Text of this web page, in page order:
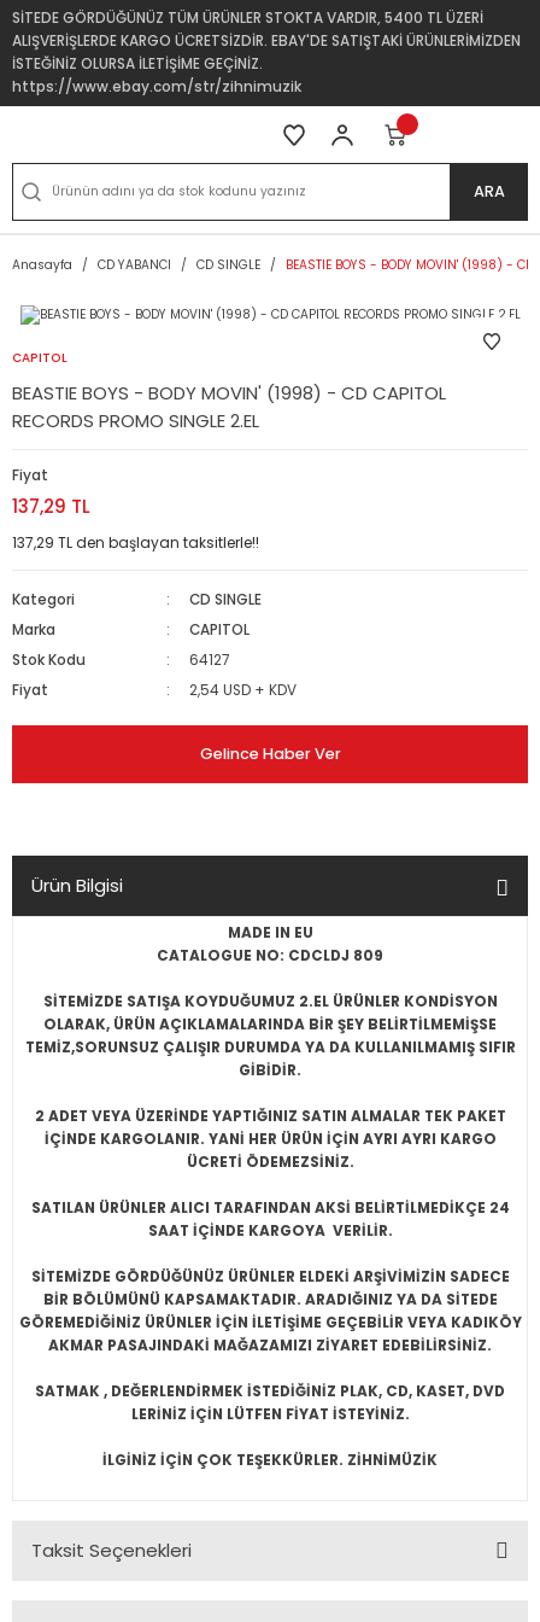
SİTEDE GÖRDÜĞÜNÜZ TÜM ÜRÜNLER STOKTA VARDIR, 5400 TL ÜZERİ
ALIŞVERİŞLERDE KARGO ÜCRETSİZDİR. EBAY'DE SATIŞTAKİ ÜRÜNLERİMİZDEN
İSTEĞİNİZ OLURSA İLETİŞİME GEÇİNİZ.
https://www.ebay.com/str/zihnimuzik
ARA
Anasayfa CD YABANCI CD SINGLE BEASTIE BOYS - BODY MOVIN' (1998) - CD
CAPITOL
BEASTIE BOYS - BODY MOVIN' (1998) - CD CAPITOL
RECORDS PROMO SINGLE 2.EL
Fiyat
137,29 TL
137,29 TL den başlayan taksitlerle!!
Kategori
CD SINGLE
Marka
CAPITOL
Stok Kodu
64127
Fiyat
2,54 USD + KDV
Gelince Haber Ver
Ürün Bilgisi
MADE IN EU
CATALOGUE NO: CDCLDJ 809
SİTEMİZDE SATIŞA KOYDUĞUMUZ 2.EL ÜRÜNLER KONDİSYON
OLARAK, ÜRÜN AÇIKLAMALARINDA BİR ŞEY BELİRTİLMEMİŞSE
TEMİZ,SORUNSUZ ÇALIŞIR DURUMDA YA DA KULLANILMAMIŞ SIFIR
GİBİDİR.
2 ADET VEYA ÜZERİNDE YAPTIĞINIZ SATIN ALMALAR TEK PAKET
İÇİNDE KARGOLANIR. YANİ HER ÜRÜN İÇİN AYRI AYRI KARGO
ÜCRETİ ÖDEMEZSİNİZ.
SATILAN ÜRÜNLER ALICI TARAFINDAN AKSİ BELİRTİLMEDİKÇE 24
SAAT İÇİNDE KARGOYA VERİLİR.
SİTEMİZDE GÖRDÜĞÜNÜZ ÜRÜNLER ELDEKİ ARŞİVİMİZİN SADECE
BİR BÖLÜMÜNÜ KAPSAMAKTADIR. ARADIĞINIZ YA DA SİTEDE
GÖREMEDİĞİNİZ ÜRÜNLER İÇİN İLETİŞİME GEÇEBİLİR VEYA KADIKÖY
AKMAR PASAJINDAKİ MAĞAZAMIZI ZİYARET EDEBİLİRSİNİZ.
SATMAK , DEĞERLENDİRMEK İSTEDİĞİNİZ PLAK, CD, KASET, DVD
LERİNİZ İÇİN LÜTFEN FİYAT İSTEYİNİZ.
İLGİNİZ İÇİN ÇOK TEŞEKKÜRLER. ZİHNİMÜZİK
Taksit Seçenekleri